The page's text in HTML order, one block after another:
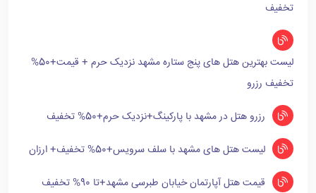
تخفیف
لیست بهترین هتل های پنج ستاره مشهد نزدیک حرم + قیمت+50%
تخفیف رزرو
رزرو هتل در مشهد با پارکینگ+نزدیک حرم+50% تخفیف
لیست هتل های مشهد با سلف سرویس+50% تخفیف+ ارزان
قیمت هتل آپارتمان خیابان طبرسی مشهد+تا 90% تخفیف